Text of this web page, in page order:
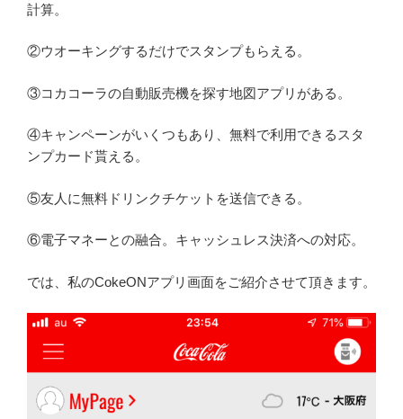
計算。
②ウオーキングするだけでスタンプもらえる。
③コカコーラの自動販売機を探す地図アプリがある。
④キャンペーンがいくつもあり、無料で利用できるスタ
ンプカード貰える。
⑤友人に無料ドリンクチケットを送信できる。
⑥電子マネーとの融合。キャッシュレス決済への対応。
では、私のCokeONアプリ画面をご紹介させて頂きます。